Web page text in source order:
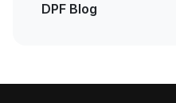
DPF Blog